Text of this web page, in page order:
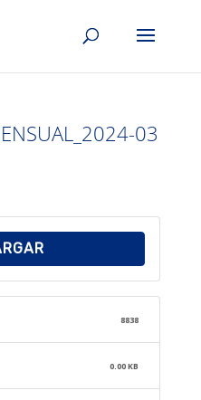
03
8838
0.00 KB